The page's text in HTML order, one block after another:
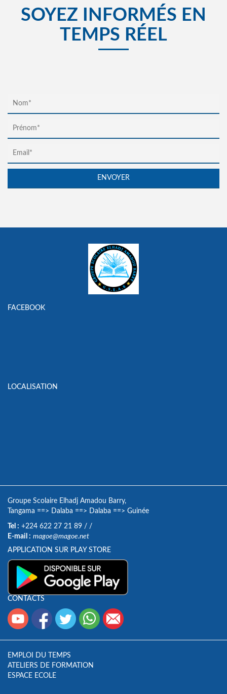
SOYEZ INFORMÉS EN
TEMPS RÉEL
FACEBOOK
LOCALISATION
Groupe Scolaire Elhadj Amadou Barry,
Tangama ==> Dalaba ==> Dalaba ==> Guinée
Tel : +224 622 27 21 89 / /
E-mail : magoe@magoe.net
APPLICATION SUR PLAY STORE
CONTACTS
EMPLOI DU TEMPS
ATELIERS DE FORMATION
ESPACE ECOLE